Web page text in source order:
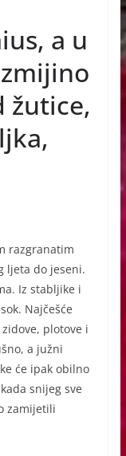
a u
žutice,
razgranatim
ljeta do jeseni.
Iz stabljike i
Najčešće
plotove i
a južni
će ipak obilno
snijeg sve
zamijetili